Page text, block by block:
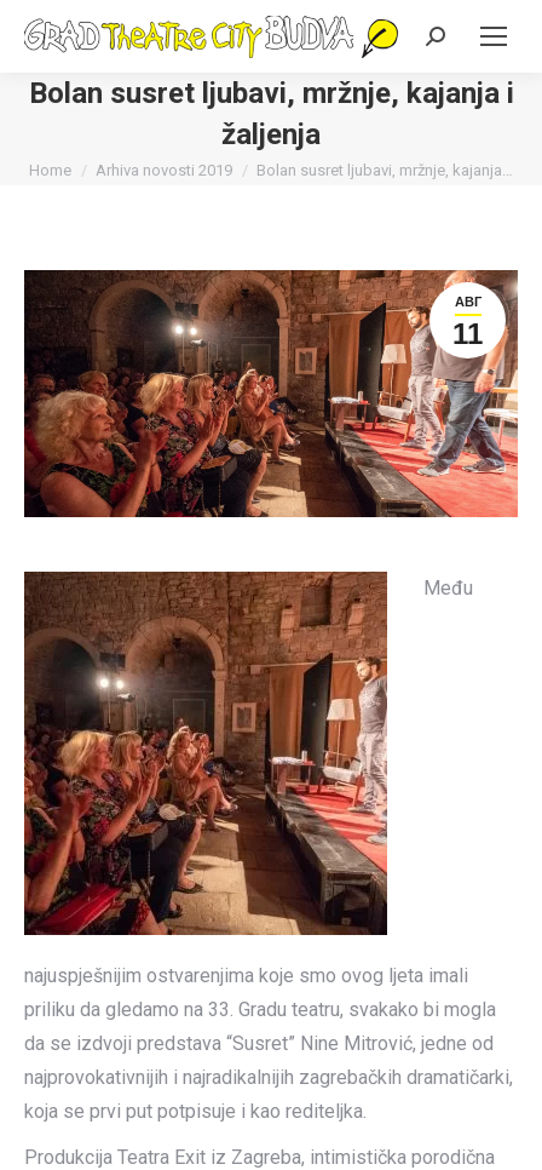
Search:
Bolan susret ljubavi, mržnje, kajanja i
žaljenja
You are here:
Home Arhiva novosti 2019 Bolan susret ljubavi, mržnje, kajanja…
АВГ
11
Među
najuspješnijim ostvarenjima koje smo ovog ljeta imali
priliku da gledamo na 33. Gradu teatru, svakako bi mogla
da se izdvoji predstava “Susret” Nine Mitrović, jedne od
najprovokativnijih i najradikalnijih zagrebačkih dramatičarki,
koja se prvi put potpisuje i kao rediteljka.
Produkcija Teatra Exit iz Zagreba, intimistička porodična